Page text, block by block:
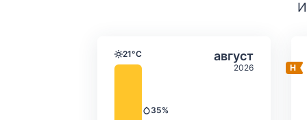
август
2026
Средна месечна
Температура
21°C
Валежи
35%
Избери